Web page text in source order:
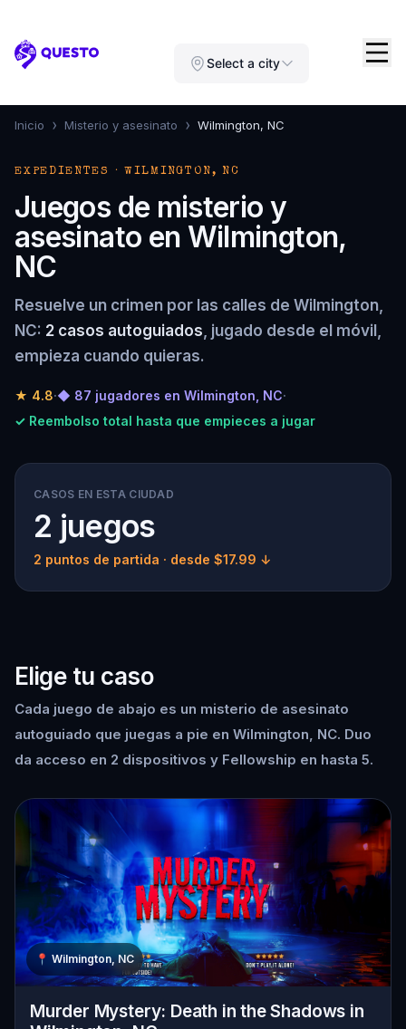
Questo Select a city
Inicio › Misterio y asesinato › Wilmington, NC
EXPEDIENTES · WILMINGTON, NC
Juegos de misterio y
asesinato en Wilmington,
NC
Resuelve un crimen por las calles de Wilmington,
NC: 2 casos autoguiados, jugado desde el móvil,
empieza cuando quieras.
★ 4.8·◆ 87 jugadores en Wilmington, NC·
✓ Reembolso total hasta que empieces a jugar
CASOS EN ESTA CIUDAD
2 juegos
2 puntos de partida · desde $17.99 ↓
Elige tu caso
Cada juego de abajo es un misterio de asesinato
autoguiado que juegas a pie en Wilmington, NC. Duo
da acceso en 2 dispositivos y Fellowship en hasta 5.
📍 Wilmington, NC
Murder Mystery: Death in the Shadows in